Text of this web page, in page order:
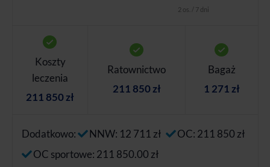
2 os. / 7 dni
Koszty
leczenia
211 850 zł
Ratownictwo
211 850 zł
Bagaż
1 271 zł
Dodatkowo: NNW: 12 711 zł
OC: 211 850 zł
OC sportowe: 211 850.00 zł